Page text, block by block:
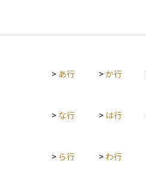
> あ行 >か行
> な行 > は行
> ら行 > わ行